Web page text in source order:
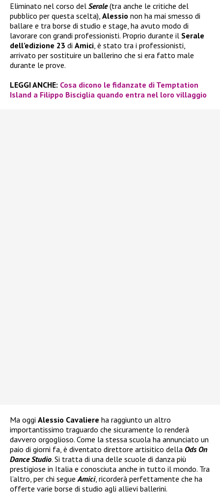
Eliminato nel corso del Serale(tra anche le critiche del
pubblico per questa scelta), Alessio non ha mai smesso di
ballare e tra borse di studio e stage, ha avuto modo di
lavorare con grandi professionisti. Proprio durante il Serale
dell’edizione 23 di Amici , è stato tra i professionisti,
arrivato per sostituire un ballerino che si era fatto male
durante le prove.
LEGGI ANCHE: Cosa dicono le fidanzate di Temptation
Island a Filippo Bisciglia quando entra nel loro villaggio
Ma oggi Alessio Cavaliere ha raggiunto un altro
importantissimo traguardo che sicuramente lo renderà
davvero orgoglioso. Come la stessa scuola ha annunciato un
paio di giorni fa, è diventato direttore artisitico della Ods On
Dance Studio. Si tratta di una delle scuole di danza più
prestigiose in Italia e conosciuta anche in tutto il mondo. Tra
l’altro, per chi segue Amici, ricorderà perfettamente che ha
offerte varie borse di studio agli allievi ballerini.